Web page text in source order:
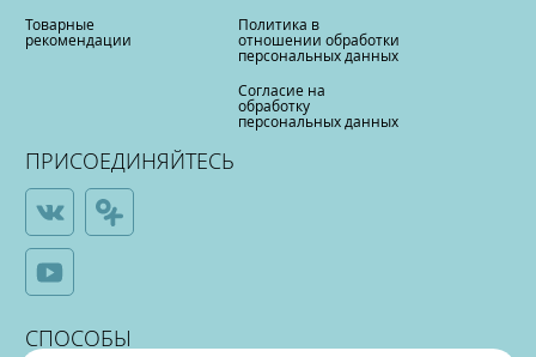
Товарные
рекомендации
Политика в
отношении обработки
персональных данных
Согласие на
обработку
персональных данных
ПРИСОЕДИНЯЙТЕСЬ
СПОСОБЫ